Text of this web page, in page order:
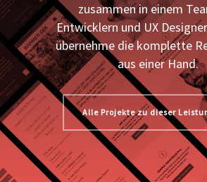
zusammen in einem
Entwicklern und UX
übernehme die komplette
aus einer Hand.
Alle Projekte zu dieser